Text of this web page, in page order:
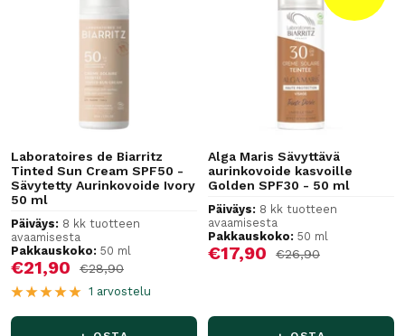
Laboratoires de Biarritz
Tinted Sun Cream SPF50 -
Sävytetty Aurinkovoide Ivory
50 ml
Päiväys: 8 kk tuotteen
avaamisesta
Pakkauskoko: 50 ml
Alennushinta
€21,90 Normaalihinta
€28,90
1 arvostelu
Alga Maris Sävyttävä
aurinkovoide kasvoille
Golden SPF30 - 50 ml
Päiväys: 8 kk tuotteen
avaamisesta
Pakkauskoko: 50 ml
Alennushinta
€17,90 Normaalihinta
€26,90